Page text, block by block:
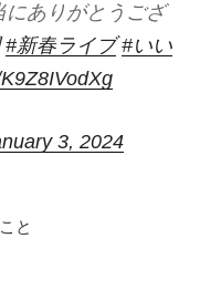
にありがとうござ
#新春ライブ #いい
3, 2024
と